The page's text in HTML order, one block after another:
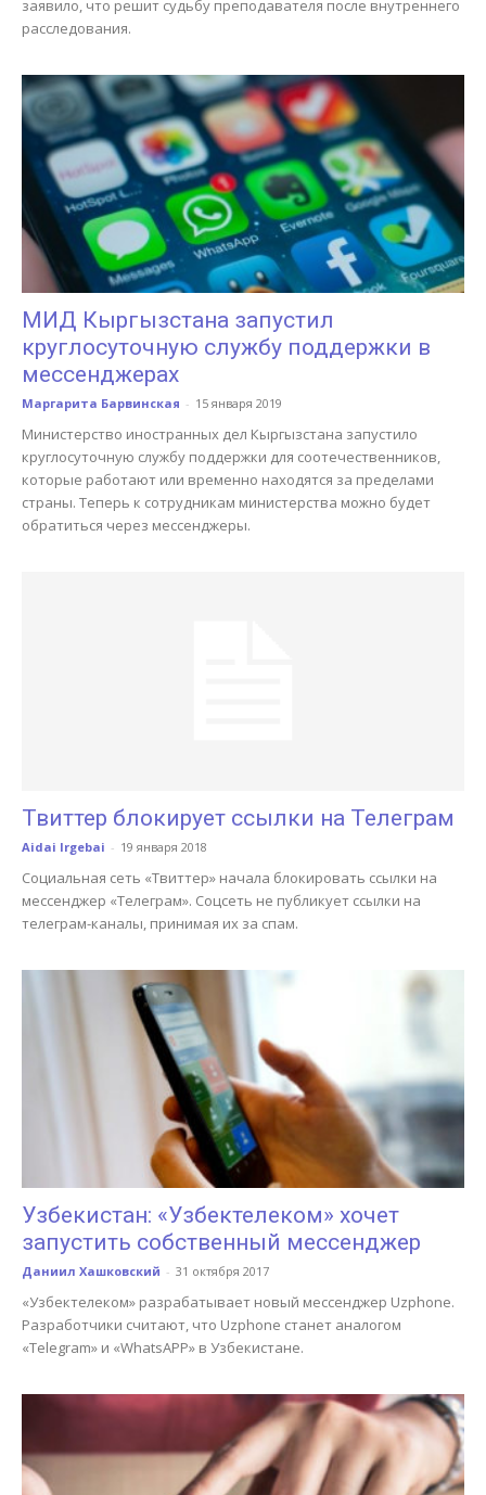
заявило, что решит судьбу преподавателя после внутреннего
расследования.
МИД Кыргызстана запустил
круглосуточную службу поддержки в
мессенджерах
Маргарита Барвинская - 15 января 2019
Министерство иностранных дел Кыргызстана запустило
круглосуточную службу поддержки для соотечественников,
которые работают или временно находятся за пределами
страны. Теперь к сотрудникам министерства можно будет
обратиться через мессенджеры.
Твиттер блокирует ссылки на Телеграм
Aidai Irgebai - 19 января 2018
Социальная сеть «Твиттер» начала блокировать ссылки на
мессенджер «Телеграм». Соцсеть не публикует ссылки на
телеграм-каналы, принимая их за спам.
Узбекистан: «Узбектелеком» хочет
запустить собственный мессенджер
Даниил Хашковский - 31 октября 2017
«Узбектелеком» разрабатывает новый мессенджер Uzphone.
Разработчики считают, что Uzphone станет аналогом
«Telegram» и «WhatsAPP» в Узбекистане.